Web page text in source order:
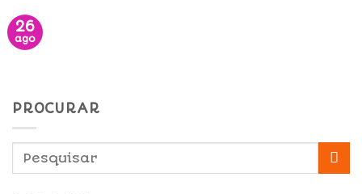
26
ago
PROCURAR